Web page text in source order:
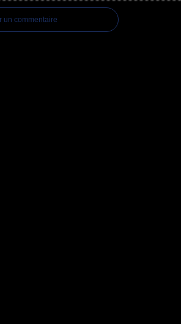
un commentaire